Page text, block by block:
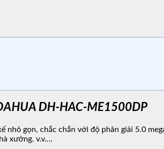
DH-HAC-ME1500DP
nhỏ gọn, chắc chắn với độ phân giải 5.0
xưởng. v.v….